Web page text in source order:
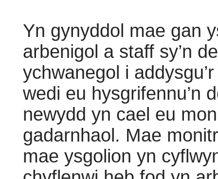
Yn gynyddol mae gan
arbenigol a staff sy’n
ychwanegol i
wedi eu hysgrifennu’n
newydd yn cael eu
gadarnhaol. Mae
mae ysgolion yn